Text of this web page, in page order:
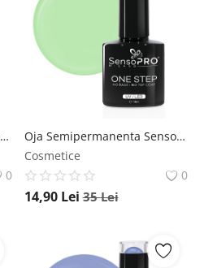
Oja Semipermanenta SensoPRO Milano 10ml - 155 Blue Wind SensoPRO Milano
0
Oja Semipermanenta SensoPRO Milano One Step 10ml, Green Tea #070 SensoPRO Milano
Cosmetice
0
14,90 Lei 35Lei